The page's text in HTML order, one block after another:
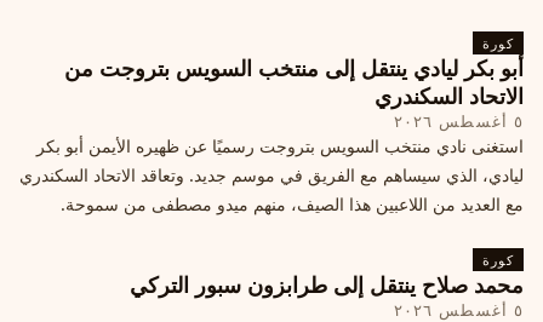
كورة
أبو بكر ليادي ينتقل إلى منتخب السويس بتروجت من
الاتحاد السكندري
٥ أغسطس ٢٠٢٦
استغنى نادي منتخب السويس بتروجت رسميًا عن ظهيره الأيمن أبو بكر
ليادي، الذي سيساهم مع الفريق في موسم جديد. وتعاقد الاتحاد السكندري
مع العديد من اللاعبين هذا الصيف، منهم ميدو مصطفى من سموحة.
كورة
محمد صلاح ينتقل إلى طرابزون سبور التركي
٥ أغسطس ٢٠٢٦